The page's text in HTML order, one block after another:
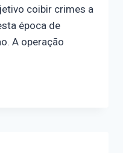
coibir crimes a
época de
A operação